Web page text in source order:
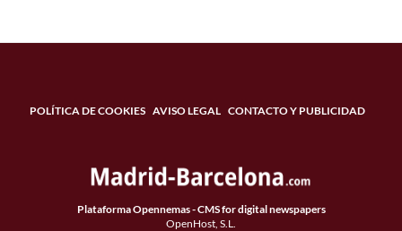
POLÍTICA DE COOKIES AVISO LEGAL CONTACTO Y PUBLICIDAD
Plataforma Opennemas - CMS for digital newspapers
OpenHost, S.L.